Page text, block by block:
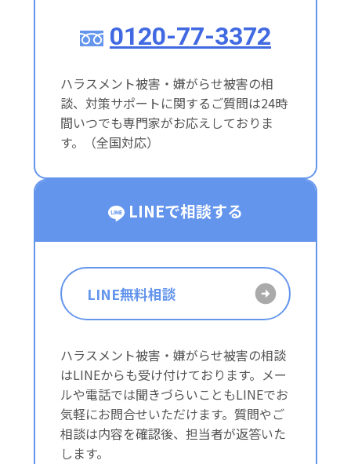
0120-77-3372
ハラスメント被害・嫌がらせ被害の相
談、対策サポートに関するご質問は24時
間いつでも専門家がお応えしておりま
す。（全国対応）
LINEで相談する
LINE無料相談
ハラスメント被害・嫌がらせ被害の相談
はLINEからも受け付けております。メー
ルや電話では聞きづらいこともLINEでお
気軽にお問合せいただけます。質問やご
相談は内容を確認後、担当者が返答いた
します。